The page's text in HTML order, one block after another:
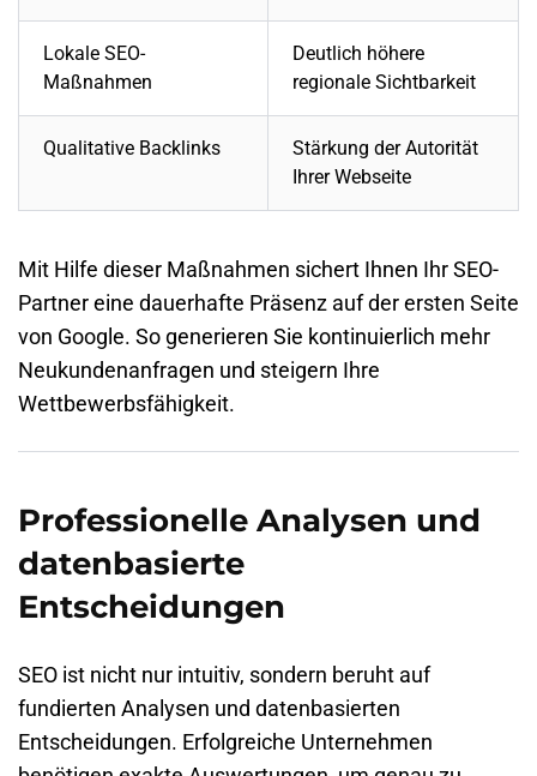
Lokale SEO-
Maßnahmen
Deutlich höhere
regionale Sichtbarkeit
Qualitative Backlinks
Stärkung der Autorität
Ihrer Webseite
Mit Hilfe dieser Maßnahmen sichert Ihnen Ihr SEO-
Partner eine dauerhafte Präsenz auf der ersten Seite
von Google. So generieren Sie kontinuierlich mehr
Neukundenanfragen und steigern Ihre
Wettbewerbsfähigkeit.
Professionelle Analysen und
datenbasierte
Entscheidungen
SEO ist nicht nur intuitiv, sondern beruht auf
fundierten Analysen und datenbasierten
Entscheidungen. Erfolgreiche Unternehmen